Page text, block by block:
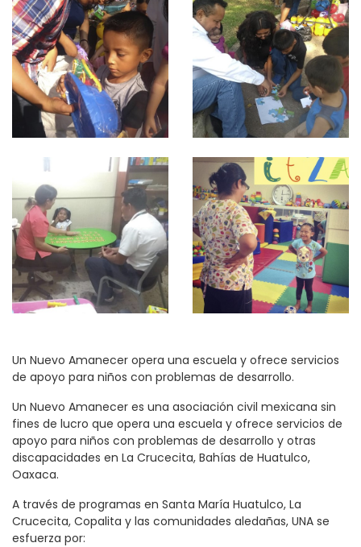
Un Nuevo Amanecer opera una escuela y ofrece servicios
de apoyo para niños con problemas de desarrollo.
Un Nuevo Amanecer es una asociación civil mexicana sin
fines de lucro que opera una escuela y ofrece servicios de
apoyo para niños con problemas de desarrollo y otras
discapacidades en La Crucecita, Bahías de Huatulco,
Oaxaca.
A través de programas en Santa María Huatulco, La
Crucecita, Copalita y las comunidades aledañas, UNA se
esfuerza por: